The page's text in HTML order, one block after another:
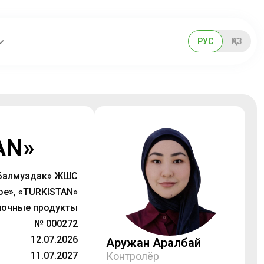
РУС ҚАЗ
ЖШС
«TURKISTAN»
продукты
№ 000272
12.07.2026
11.07.2027
Аружан Аралбай
Контролёр